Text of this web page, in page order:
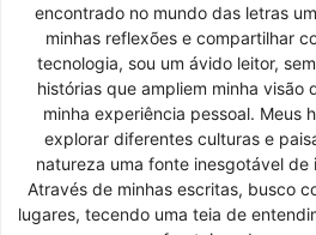
encontrado no mundo das letras
minhas reflexões e compartilhar
tecnologia, sou um ávido leitor,
histórias que ampliem minha visão
minha experiência pessoal. Meus
explorar diferentes culturas e
natureza uma fonte inesgotável de
Através de minhas escritas, busco
lugares, tecendo uma teia de